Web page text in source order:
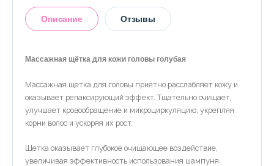
Контактная информация
Телефон Whats’APP Telegram
Описание Отзывы
Массажная щётка для кожи головы голубая
Массажная щетка для головы приятно расслабляет кожу и
оказывает релаксирующий эффект. Тщательно очищает,
улучшает кровообращение и микроциркуляцию, укрепляя
корни волос и ускоряя их рост.
Щетка оказывает глубокое очищающее воздействие,
увеличивая эффективность использования шампуня:
Оставить отзыв